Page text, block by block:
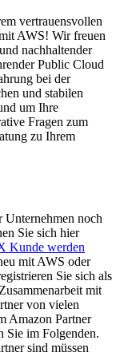
vertrauensvollen
AWS! Wir freuen
nachhaltender
Public Cloud
bei der
und stabilen
um Ihre
Fragen zum
zu Ihrem
noch
Sie sich hier
Kunde werden
mit AWS oder
Sie sich als
mit
von vielen
Amazon Partner
Sie im Folgenden.
sind müssen